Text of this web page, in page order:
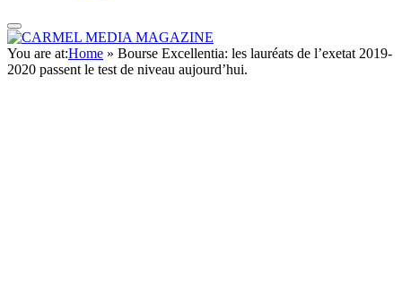
You are at:Home » Bourse Excellentia: les lauréats de l’exetat 2019-
2020 passent le test de niveau aujourd’hui.